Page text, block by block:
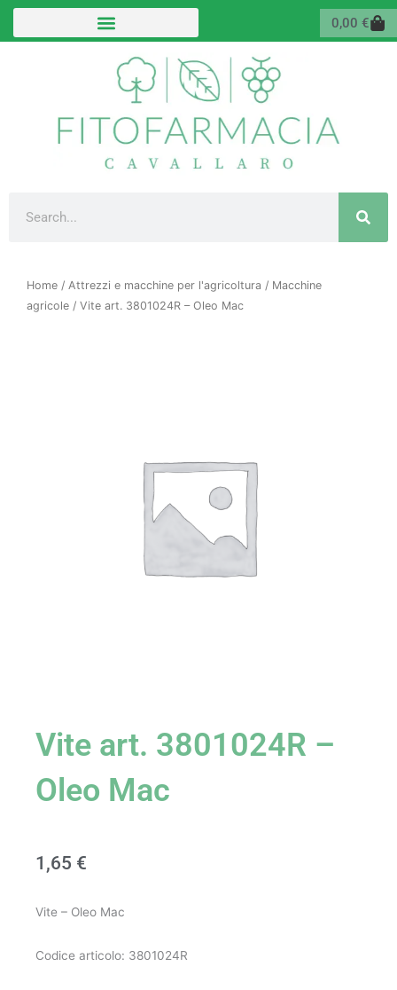
Vai
0,00 €
Home / Attrezzi e macchine per l'agricoltura / Macchine
agricole / Vite art. 3801024R – Oleo Mac
Vite art. 3801024R –
Oleo Mac
1,65 €
Vite – Oleo Mac
Codice articolo: 3801024R